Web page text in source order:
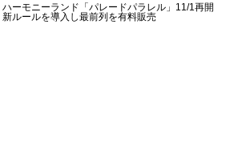
ハーモニーランド「パレードパラレル」11/1再開
新ルールを導入し最前列を有料販売